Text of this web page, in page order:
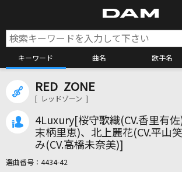
キーワード 曲名 歌手名
カラオケ店舗検索
RED ZONE
[ レッドゾーン ]
4Luxury[桜守歌織(CV.香里有佐
末柄里恵)、北上麗花(CV.平山
み(CV.高橋未奈美)]
選曲番号： 4434-42